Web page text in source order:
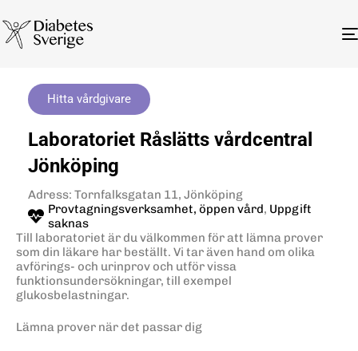
Hitta vårdgivare
Laboratoriet Råslätts vårdcentral
Jönköping
Adress: Tornfalksgatan 11, Jönköping
Provtagningsverksamhet, öppen vård, Uppgift
saknas
Till laboratoriet är du välkommen för att lämna prover
som din läkare har beställt. Vi tar även hand om olika
avförings- och urinprov och utför vissa
funktionsundersökningar, till exempel
glukosbelastningar.
Lämna prover när det passar dig